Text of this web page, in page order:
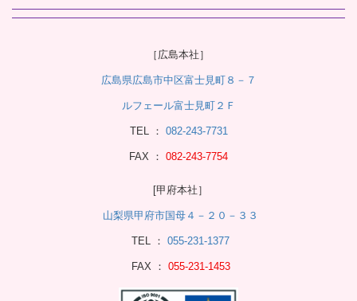
［広島本社］
広島県広島市中区富士見町８－７
ルフェール富士見町２Ｆ
TEL ： 082-243-7731
FAX ： 082-243-7754
[甲府本社］
山梨県甲府市国母４－２０－３３
TEL ： 055-231-1377
FAX ： 055-231-1453